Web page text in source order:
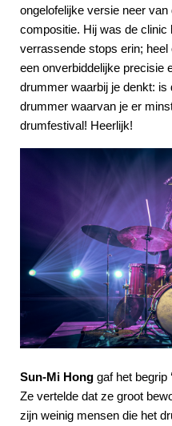
ongelofelijke versie neer van
compositie. Hij was de
verrassende stops erin;
een onverbiddelijke precisie
drummer waarbij je denkt: is
drummer waarvan je er
drumfestival! Heerlijk!
Sun-Mi Hong gaf het begrip
Ze vertelde dat ze groot
zijn weinig mensen die het